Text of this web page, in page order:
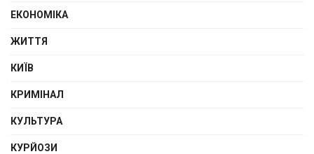
ЕКОНОМІКА
ЖИТТЯ
КИЇВ
КРИМІНАЛ
КУЛЬТУРА
КУРЙОЗИ